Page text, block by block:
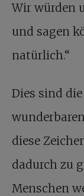
Wir würden
und sagen
natürlich.“
Dies sind
diese
dadurch zu
Menschen